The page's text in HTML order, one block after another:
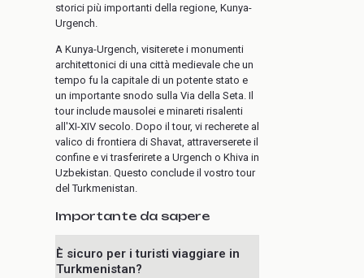
storici più importanti della regione, Kunya-
Urgench.
A Kunya-Urgench, visiterete i monumenti
architettonici di una città medievale che un
tempo fu la capitale di un potente stato e
un importante snodo sulla Via della Seta. Il
tour include mausolei e minareti risalenti
all'XI-XIV secolo. Dopo il tour, vi recherete al
valico di frontiera di Shavat, attraverserete il
confine e vi trasferirete a Urgench o Khiva in
Uzbekistan. Questo conclude il vostro tour
del Turkmenistan.
Importante da sapere
È sicuro per i turisti viaggiare in
Turkmenistan?